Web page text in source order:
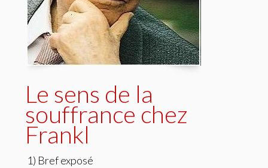
Le sens de la
souffrance chez
Frankl
1) Bref exposé